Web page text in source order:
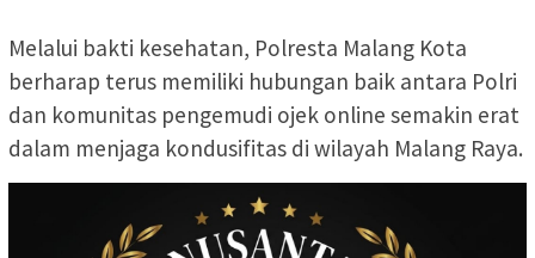
Melalui bakti kesehatan, Polresta Malang Kota
berharap terus memiliki hubungan baik antara Polri
dan komunitas pengemudi ojek online semakin erat
dalam menjaga kondusifitas di wilayah Malang Raya.